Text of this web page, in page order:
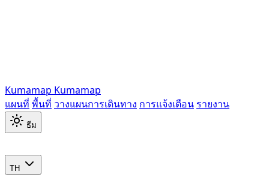
Kumamap Kumamap
แผนที่ พื้นที่ วางแผนการเดินทาง การแจ้งเตือน รายงาน
ธีม
TH